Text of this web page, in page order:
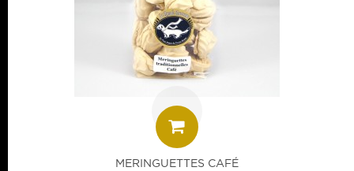
MERINGUETTES CAFÉ